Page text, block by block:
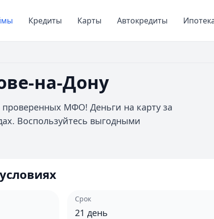
Кредиты Карты Автокредиты
на-Дону
МФО! Деньги на карту за
Воспользуйтесь выгодными
Срок
21 день